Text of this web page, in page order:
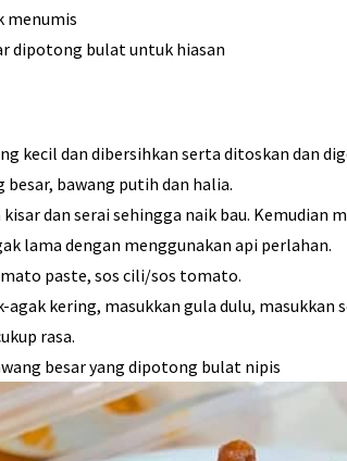
menumis
dipotong bulat untuk hiasan
kecil dan dibersihkan serta ditoskan dan
besar, bawang putih dan halia.
dan serai sehingga naik bau. Kemudian
lama dengan menggunakan api perlahan.
paste, sos cili/sos tomato.
agak kering, masukkan gula dulu, masukkan
rasa.
besar yang dipotong bulat nipis